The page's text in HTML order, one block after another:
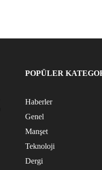
POPÜLER
Haberler
Genel
Manşet
Teknoloji
Dergi